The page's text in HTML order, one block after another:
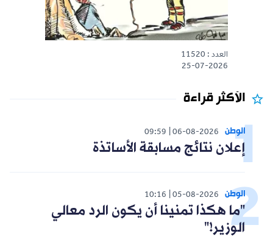
العدد : 11520
25-07-2026
الأكثر قراءة
الوطن 06-08-2026
09:59
إعلان نتائج مسابقة الأساتذة
الوطن 05-08-2026
10:16
"ما هكذا تمنينا أن يكون الرد معالي
الوزير!"